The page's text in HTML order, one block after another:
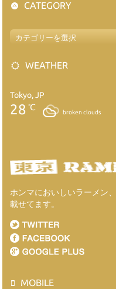
CATEGORY
WEATHER
Tokyo, JP
28 ℃
broken clouds
ホンマにおいしいラーメン、
載せてます。
MOBILE